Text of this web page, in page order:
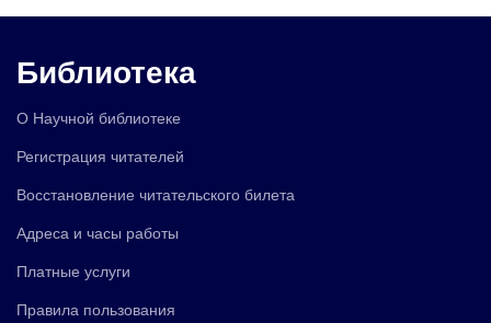
Библиотека
О Научной библиотеке
Регистрация читателей
Восстановление читательского билета
Адреса и часы работы
Платные услуги
Правила пользования